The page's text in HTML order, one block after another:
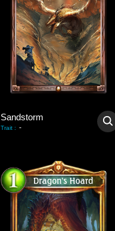
Sandstorm
Trait : -